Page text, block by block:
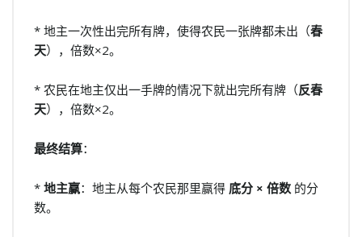
* 地主一次性出完所有牌，使得农民一张牌都未出（春
天），倍数×2。
* 农民在地主仅出一手牌的情况下就出完所有牌（反春
天），倍数×2。
最终结算：
* 地主赢：地主从每个农民那里赢得 底分 × 倍数 的分
数。